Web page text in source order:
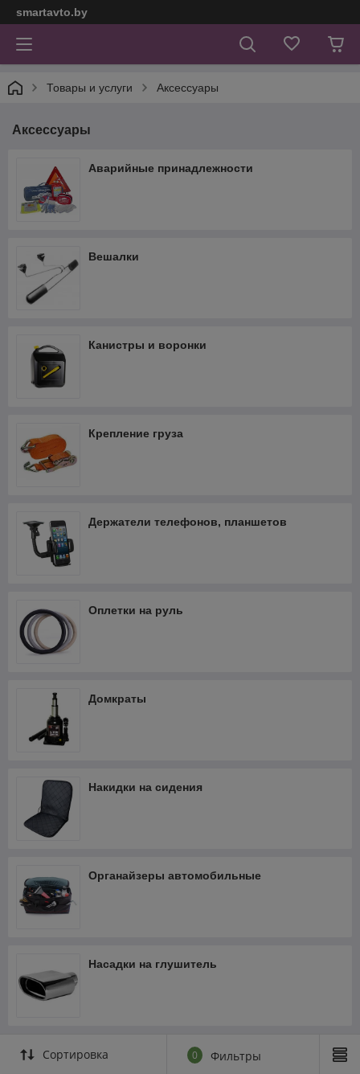
smartavto.by
Товары и услуги Аксессуары
Аксессуары
Аварийные принадлежности
Вешалки
Канистры и воронки
Крепление груза
Держатели телефонов, планшетов
Оплетки на руль
Домкраты
Накидки на сидения
Органайзеры автомобильные
Насадки на глушитель
Сортировка 0 Фильтры